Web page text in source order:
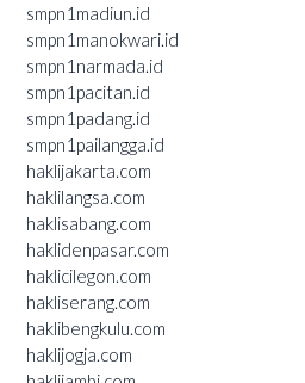
smpn1madiun.id
smpn1manokwari.id
smpn1narmada.id
smpn1pacitan.id
smpn1padang.id
smpn1pailangga.id
haklijakarta.com
haklilangsa.com
haklisabang.com
haklidenpasar.com
haklicilegon.com
hakliserang.com
haklibengkulu.com
haklijogja.com